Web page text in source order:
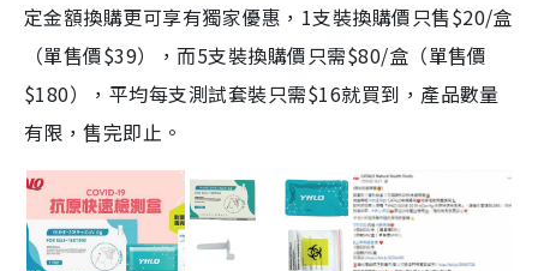
定金額換購更可享有獨家優惠，1支裝換購價只售$20/盒
（單售價$39），而5支裝換購價只需$80/盒（單售價
$180），平均每支測試套裝只需$16就買到，產品數量
有限，售完即止。